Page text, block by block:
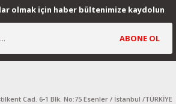
olmak için haber bültenimize kaydolun
ABONE OL
Cad. 6-1 Blk. No:75 Esenler / İstanbul /TÜRKİYE